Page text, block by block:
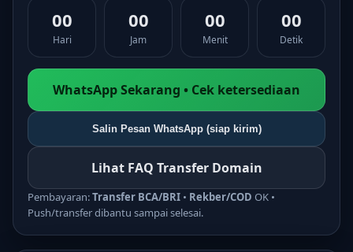
00
Hari
00
Jam
00
Menit
00
Detik
WhatsApp Sekarang • Cek ketersediaan
Salin Pesan WhatsApp (siap kirim)
Lihat FAQ Transfer Domain
Pembayaran:Transfer BCA/BRI • Rekber/COD OK •
Push/transfer dibantu sampai selesai.